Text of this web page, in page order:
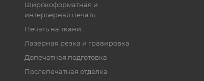
Широкоформатная и
интерьерная печать
Печать на ткани
Лазерная резка и гравировка
Допечатная подготовка
Послепечатная отделка